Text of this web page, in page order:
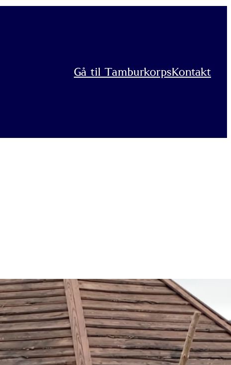
Gå til TamburkorpsKontakt
Opdateret hjemmeside!
Nu var det ved at være på tide at få
opdateret hjemmesiden, så velkommen
til den nye version af alt det gamle